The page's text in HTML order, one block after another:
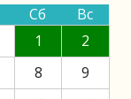
Сб
Вс
1
2
8
9